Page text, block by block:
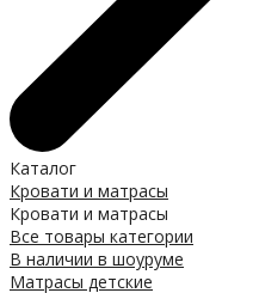
Каталог
Кровати и матрасы
Кровати и матрасы
Все товары категории
В наличии в шоуруме
Матрасы детские